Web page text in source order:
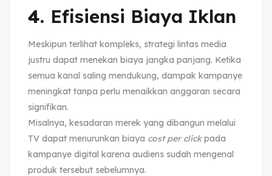
4. Efisiensi Biaya Iklan
Meskipun terlihat kompleks, strategi lintas media
justru dapat menekan biaya jangka panjang. Ketika
semua kanal saling mendukung, dampak kampanye
meningkat tanpa perlu menaikkan anggaran secara
signifikan.
Misalnya, kesadaran merek yang dibangun melalui
TV dapat menurunkan biaya cost per clickpada
kampanye digital karena audiens sudah mengenal
produk tersebut sebelumnya.